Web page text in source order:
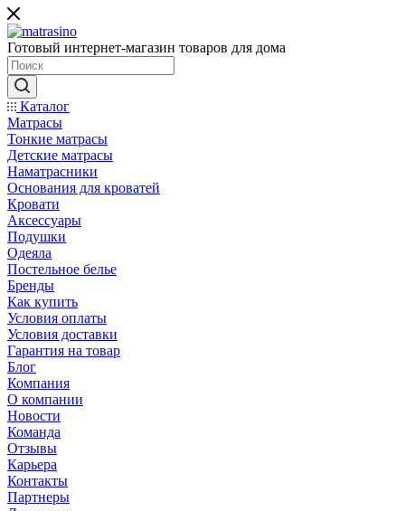
Готовый интернет-магазин товаров для дома
Каталог
Матрасы
Тонкие матрасы
Детские матрасы
Наматрасники
Основания для кроватей
Кровати
Аксессуары
Подушки
Одеяла
Постельное белье
Бренды
Как купить
Условия оплаты
Условия доставки
Гарантия на товар
Блог
Компания
О компании
Новости
Команда
Отзывы
Карьера
Контакты
Партнеры